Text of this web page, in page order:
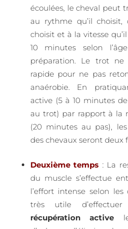
écoulées, le cheval peut
au rythme qu’il choisit,
choisit et à la vitesse
10 minutes selon
préparation. Le trot
rapide pour ne pas
anaérobie. En
active (5 à 10 minutes
au trot) par rapport à la
(20 minutes au pas),
des chevaux seront deux
Deuxième temps : La
du muscle s’effectue
l’effort intense selon
très utile
récupération active